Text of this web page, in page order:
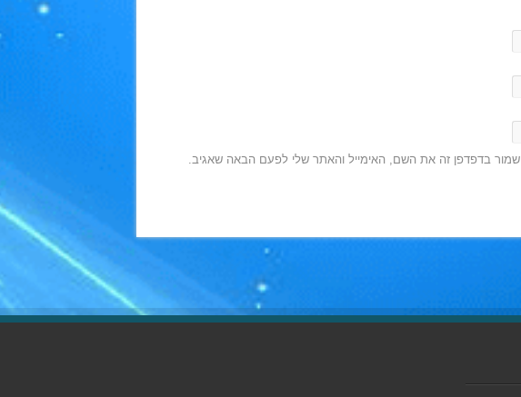
שמור בדפדפן זה את השם, האימייל והאתר שלי לפעם הבאה שאגיב.